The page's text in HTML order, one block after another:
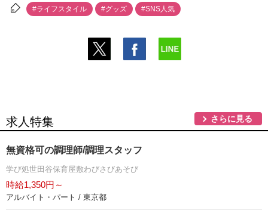
#ライフスタイル #グッズ #SNS人気
求人特集 さらに見る
無資格可の調理師/調理スタッフ
学び処世田谷保育屋敷わびさびあそび
時給1,350円～
アルバイト・パート / 東京都